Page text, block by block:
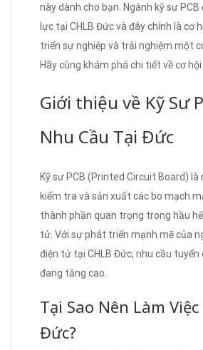
này dành cho bạn. Ngành kỹ sư
lực tại CHLB Đức và đây chính là cơ
triển sự nghiệp và trải nghiệm một
Hãy cùng khám phá chi tiết về cơ hội
Giới thiệu về Kỹ Sư
Nhu Cầu Tại Đức
Kỹ sư PCB (Printed Circuit Board) là
kiểm tra và sản xuất các bo mạch
thành phần quan trọng trong hầu
tử. Với sự phát triển mạnh mẽ của
điện tử tại CHLB Đức, nhu cầu tuyển
đang tăng cao.
Tại Sao Nên Làm Việc
Đức?